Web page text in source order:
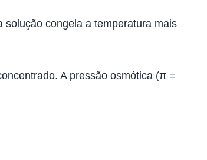
solução congela a temperatura mais
A pressão osmótica (π =